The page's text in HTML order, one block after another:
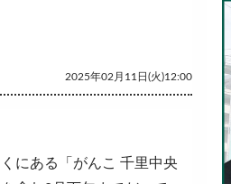
2025年02月11日(火)12:00
にある「がんこ 千里中央